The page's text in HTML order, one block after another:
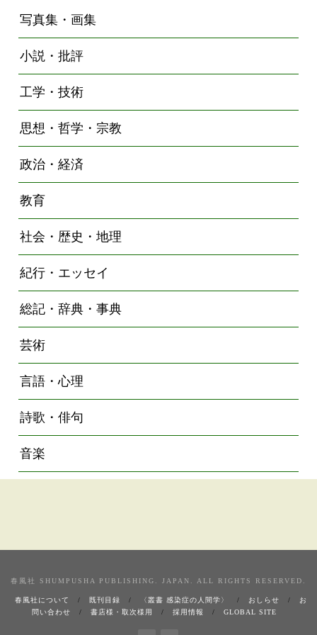
写真集・画集
小説・批評
工学・技術
思想・哲学・宗教
政治・経済
教育
社会・歴史・地理
紀行・エッセイ
総記・辞典・事典
芸術
言語・心理
詩歌・俳句
音楽
春風社 SHUMPUSHA PUBLISHING. JAPAN. ALL RIGHTS RESERVED.
春風社について 既刊目録 〈叢書 感染症の人間学〉 おしらせ
お
問い合わせ
書店様・取次様用 採用情報 GLOBAL SITE